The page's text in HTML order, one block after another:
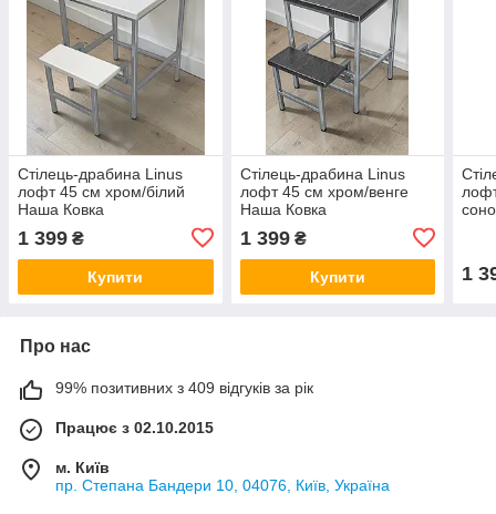
Стілець-драбина Linus
лофт 45 см хром/білий
Наша Ковка
1 399 ₴
Купити
Стілець-драбина Linus
лофт 45 см хром/венге
Наша Ковка
1 399₴
Купити 1
Про нас
99% позитивних з 409 відгуків за рік
Працює з 02.10.2015
м. Київ
пр. Степана Бандери 10, 04076, Київ, Україна